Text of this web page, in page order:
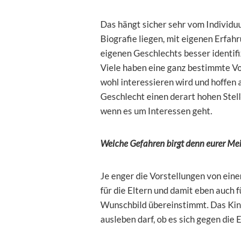
Das hängt sicher sehr vom
Biografie liegen, mit eigenen
eigenen Geschlechts besser
Viele haben eine ganz bestimmte
wohl interessieren wird und hoffen
Geschlecht einen derart hohen
wenn es um Interessen geht.
Welche Gefahren birgt denn eurer
Je enger die Vorstellungen von
für die Eltern und damit eben auch
Wunschbild übereinstimmt. Das
ausleben darf, ob es sich gegen